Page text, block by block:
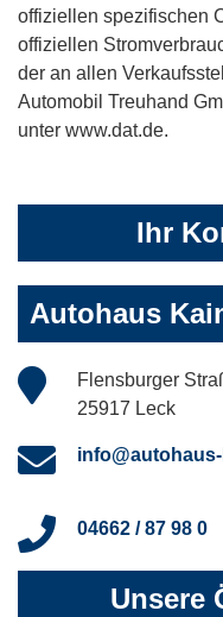
offiziellen spezifischen
offiziellen
der an allen
Automobil Treuhand
unter www.dat.de.
Ihr
Autohaus
Flensburger
25917 Leck
04662 / 87 98 0
Unsere